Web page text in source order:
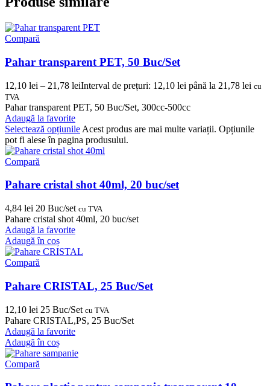
Compară
Pahar transparent PET, 50 Buc/Set
12,10 lei – 21,78 leiInterval de prețuri: 12,10 lei până la 21,78 lei cu
TVA
Pahar transparent PET, 50 Buc/Set, 300cc-500cc
Adaugă la favorite
Selectează opțiunile Acest produs are mai multe variații. Opțiunile
pot fi alese în pagina produsului.
Compară
Pahare cristal shot 40ml, 20 buc/set
4,84 lei 20 Buc/set cu TVA
Pahare cristal shot 40ml, 20 buc/set
Adaugă la favorite
Adaugă în coș
Compară
Pahare CRISTAL, 25 Buc/Set
12,10 lei 25 Buc/Set cu TVA
Pahare CRISTAL,PS, 25 Buc/Set
Adaugă la favorite
Adaugă în coș
Compară